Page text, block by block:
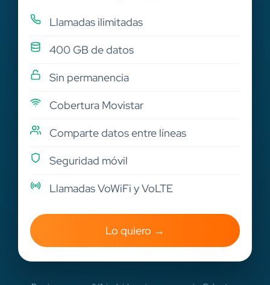
Llamadas ilimitadas
400 GB de datos
Sin permanencia
Cobertura Movistar
Comparte datos entre líneas
Seguridad móvil
Llamadas VoWiFi y VoLTE
Lo quiero →